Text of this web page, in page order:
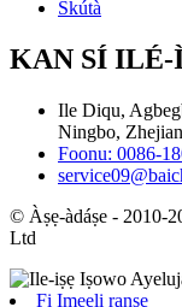
Skútà
KAN SÍ ILÉ-
Ile Diqu,
Ningbo,
Foonu: 0086-
© Àṣẹ-àdáṣe - 2010-
Ltd
Fi Imeeli ranṣẹ